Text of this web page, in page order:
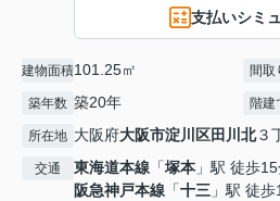
支払いシミ
建物面積101.25㎡ 間取
築年数 築20年 階建
所在地 大阪府大阪市淀川区田川北３
交通 東海道本線 「塚本 」駅 徒歩
阪急神戸本線 「十三 」駅 徒